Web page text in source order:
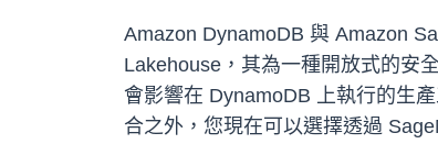
Amazon DynamoDB 與 Amazon
Lakehouse，其為一種開放式的安
會影響在 DynamoDB 上執行的生
合之外，您現在可以選擇透過